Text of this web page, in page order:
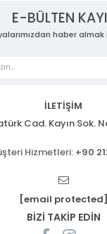
E-BÜLTEN
haber almak
İLETİŞİM
Cad. Kayın Sok.
Hizmetleri: +90
[email protected]
BİZİ TAKİP EDİN